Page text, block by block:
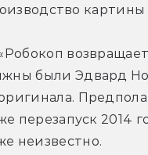
были Эдвард
перезапуск 2014
неизвестно.